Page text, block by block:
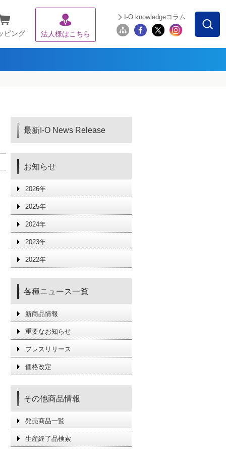
ピング 法人様はこちら
I-O knowledgeコラム
最新I-O News Release
お知らせ
2026年
2025年
2024年
2023年
2022年
各種ニュース一覧
新商品情報
重要なお知らせ
プレスリリース
価格改定
その他商品情報
発売商品一覧
生産終了品検索